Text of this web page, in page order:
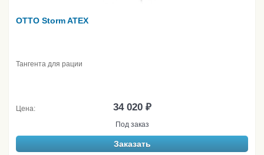
OTTO Storm ATEX
Тангента для рации
Цена: 34 020 ₽
Под заказ
Заказать